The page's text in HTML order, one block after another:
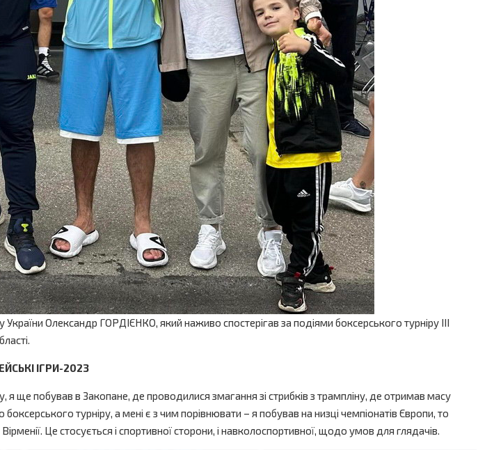
Олександр ГОРДІЄНКО, який наживо спостерігав за подіями боксерського турніру ІІІ
ІГРИ-2023
я ще побував в Закопане, де проводилися змагання зі стрибків з трампліну, де отримав масу
турніру, а мені є з чим порівнювати – я побував на низці чемпіонатів Європи, то
Це стосується і спортивної сторони, і навколоспортивної, щодо умов для глядачів.